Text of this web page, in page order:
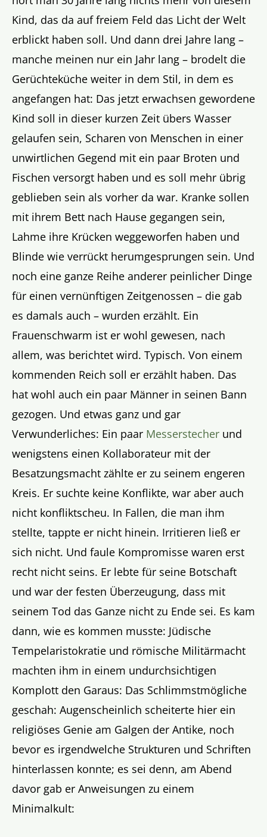
Kind, das da auf freiem Feld das Licht der Welt
erblickt haben soll. Und dann drei Jahre lang –
manche meinen nur ein Jahr lang – brodelt die
Gerüchteküche weiter in dem Stil, in dem es
angefangen hat: Das jetzt erwachsen gewordene
Kind soll in dieser kurzen Zeit übers Wasser
gelaufen sein, Scharen von Menschen in einer
unwirtlichen Gegend mit ein paar Broten und
Fischen versorgt haben und es soll mehr übrig
geblieben sein als vorher da war. Kranke sollen
mit ihrem Bett nach Hause gegangen sein,
Lahme ihre Krücken weggeworfen haben und
Blinde wie verrückt herumgesprungen sein. Und
noch eine ganze Reihe anderer peinlicher Dinge
für einen vernünftigen Zeitgenossen – die gab
es damals auch – wurden erzählt. Ein
Frauenschwarm ist er wohl gewesen, nach
allem, was berichtet wird. Typisch. Von einem
kommenden Reich soll er erzählt haben. Das
hat wohl auch ein paar Männer in seinen Bann
gezogen. Und etwas ganz und gar
Verwunderliches: Ein paar Messerstecher und
wenigstens einen Kollaborateur mit der
Besatzungsmacht zählte er zu seinem engeren
Kreis. Er suchte keine Konflikte, war aber auch
nicht konfliktscheu. In Fallen, die man ihm
stellte, tappte er nicht hinein. Irritieren ließ er
sich nicht. Und faule Kompromisse waren erst
recht nicht seins. Er lebte für seine Botschaft
und war der festen Überzeugung, dass mit
seinem Tod das Ganze nicht zu Ende sei. Es kam
dann, wie es kommen musste: Jüdische
Tempelaristokratie und römische Militärmacht
machten ihm in einem undurchsichtigen
Komplott den Garaus: Das Schlimmstmögliche
geschah: Augenscheinlich scheiterte hier ein
religiöses Genie am Galgen der Antike, noch
bevor es irgendwelche Strukturen und Schriften
hinterlassen konnte; es sei denn, am Abend
davor gab er Anweisungen zu einem
Minimalkult: